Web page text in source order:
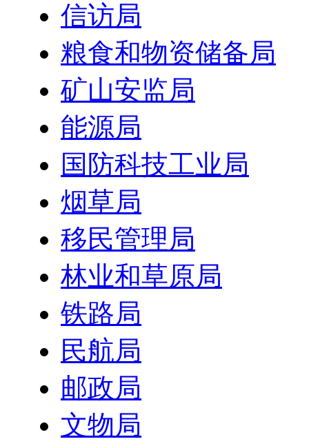
信访局
粮食和物资储备局
矿山安监局
能源局
国防科技工业局
烟草局
移民管理局
林业和草原局
铁路局
民航局
邮政局
文物局